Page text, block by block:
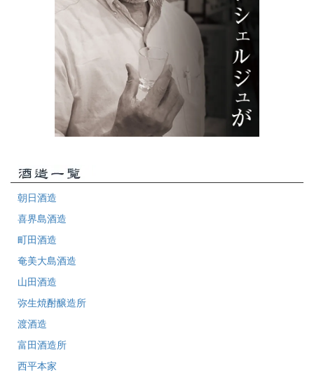
朝日酒造
喜界島酒造
町田酒造
奄美大島酒造
山田酒造
弥生焼酎醸造所
渡酒造
富田酒造所
西平本家